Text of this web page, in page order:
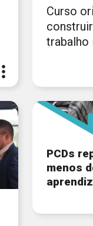
Curso
trabalho
PCDs
menos